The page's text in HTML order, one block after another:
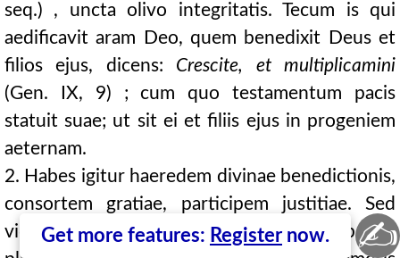
seq.) , uncta olivo integritatis. Tecum is qui
aedificavit aram Deo, quem benedixit Deus et
filios ejus, dicens: Crescite, et multiplicamini
(Gen. IX, 9) ; cum quo testamentum pacis
statuit suae; ut sit ei et filiis ejus in progeniem
aeternam.
2. Habes igitur haeredem divinae benedictionis,
consortem gratiae, participem justitiae. Sed
vide, quaeso, ne iste noster Noe agricola, bonus
Get more features: Register now. ✍